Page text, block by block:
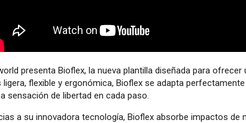
presenta Bioflex, la nueva plantilla diseñada para
ligera, flexible y ergonómica, Bioflex se adapta
sensación de libertad en cada paso.
a su innovadora tecnología, Bioflex absorbe impactos